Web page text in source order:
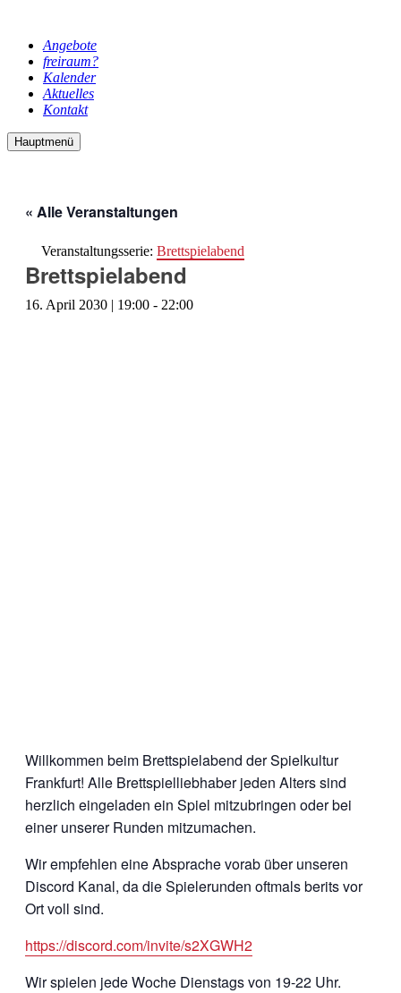
Angebote
freiraum?
Kalender
Aktuelles
Kontakt
Hauptmenü
« Alle Veranstaltungen
Veranstaltungsserie: Brettspielabend
Brettspielabend
16. April 2030 | 19:00 - 22:00
Willkommen beim Brettspielabend der Spielkultur
Frankfurt! Alle Brettspielliebhaber jeden Alters sind
herzlich eingeladen ein Spiel mitzubringen oder bei
einer unserer Runden mitzumachen.
Wir empfehlen eine Absprache vorab über unseren
Discord Kanal, da die Spielerunden oftmals berits vor
Ort voll sind.
https://discord.com/invite/s2XGWH2
Wir spielen jede Woche Dienstags von 19-22 Uhr.